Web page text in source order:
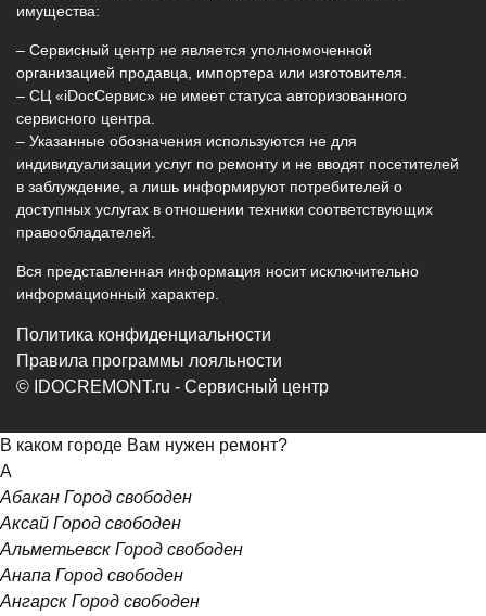
имущества:
– Сервисный центр не является уполномоченной
организацией продавца, импортера или изготовителя.
– СЦ «iDocСервис» не имеет статуса авторизованного
сервисного центра.
– Указанные обозначения используются не для
индивидуализации услуг по ремонту и не вводят посетителей
в заблуждение, а лишь информируют потребителей о
доступных услугах в отношении техники соответствующих
правообладателей.
Вся представленная информация носит исключительно
информационный характер.
Политика конфиденциальности
Правила программы лояльности
© IDOCREMONT.ru - Сервисный центр
В каком городе Вам нужен ремонт?
А
Абакан Город свободен
Аксай Город свободен
Альметьевск Город свободен
Анапа Город свободен
Ангарск Город свободен